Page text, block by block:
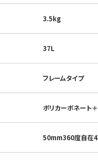
3.5kg
37L
フレームタイプ
ポリカーボネート
50mm360度自在4